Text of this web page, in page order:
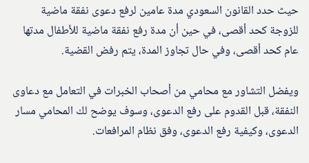
حيث حدد القانون السعودي مدة عامين لرفع دعوى نفقة ماضية
للزوجة كحد أقصى، في حين أن مدة رفع نفقة ماضية للأطفال مدتها
عام كحد أقصى، وفي حال تجاوز المدة، يتم رفض القضية.
ويفضل التشاور مع محامي من أصحاب الخبرات في التعامل مع دعاوى
النفقة، قبل القدوم على رفع الدعوى، وسوف يوضح لك المحامي مسار
الدعوى، وكيفية رفع الدعوى، وفق نظام المرافعات.